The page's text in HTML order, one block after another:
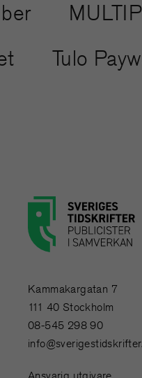
MULTIPLY
Kammakargatan 7
111 40 Stockholm
08-545 298 90